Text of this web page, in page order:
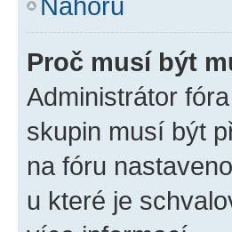
Proč musí být
Administrátor
skupin musí být
na fóru
u které je